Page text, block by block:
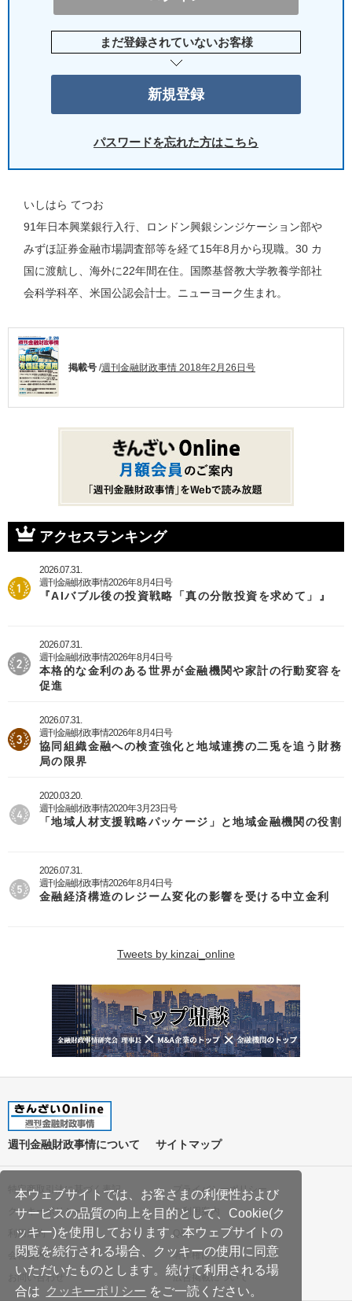
本ウェブサイトでは、お客さまの利便性および
サービスの品質の向上を目的として、Cookie(ク
ッキー)を使用しております。本ウェブサイトの
閲覧を続行される場合、クッキーの使用に同意
いただいたものとします。続けて利用される場
合は クッキーポリシー をご一読ください。
まだ登録されていないお客様
パスワードを忘れた方はこちら
いしはら てつお
91年日本興業銀行入行、ロンドン興銀シンジケーション部や
みずほ証券金融市場調査部等を経て15年8月から現職。30 カ
国に渡航し、海外に22年間在住。国際基督教大学教養学部社
会科学科卒、米国公認会計士。ニューヨーク生まれ。
掲載号 /週刊金融財政事情 2018年2月26日号
アクセスランキング
2026.07.31.
週刊金融財政事情2026年8月4日号
『AIバブル後の投資戦略「真の分散投資を求めて」』
2026.07.31.
週刊金融財政事情2026年8月4日号
本格的な金利のある世界が金融機関や家計の行動変容を
促進
2026.07.31.
週刊金融財政事情2026年8月4日号
協同組織金融への検査強化と地域連携の二兎を追う財務
局の限界
2020.03.20.
週刊金融財政事情2020年3月23日号
「地域人材支援戦略パッケージ」と地域金融機関の役割
2026.07.31.
週刊金融財政事情2026年8月4日号
金融経済構造のレジーム変化の影響を受ける中立金利
Tweets by kinzai_online
週刊金融財政事情について サイトマップ
特定商取引法に基づく表記
プライバシーポリシー
クッキーポリシー
ご利用案内
利用規約
Q&A
会社案内
著作権について
お問い合わせ
広告掲載について